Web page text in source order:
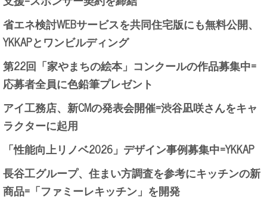
省エネ検討WEBサービスを共同住宅版にも無料公開、
YKKAPとワンビルディング
第22回「家やまちの絵本」コンクールの作品募集中=
応募者全員に色鉛筆プレゼント
アイ工務店、新CMの発表会開催=渋谷凪咲さんをキャ
ラクターに起用
「性能向上リノベ2026」デザイン事例募集中=YKKAP
長谷工グループ、住まい方調査を参考にキッチンの新
商品=「ファミーレキッチン」を開発